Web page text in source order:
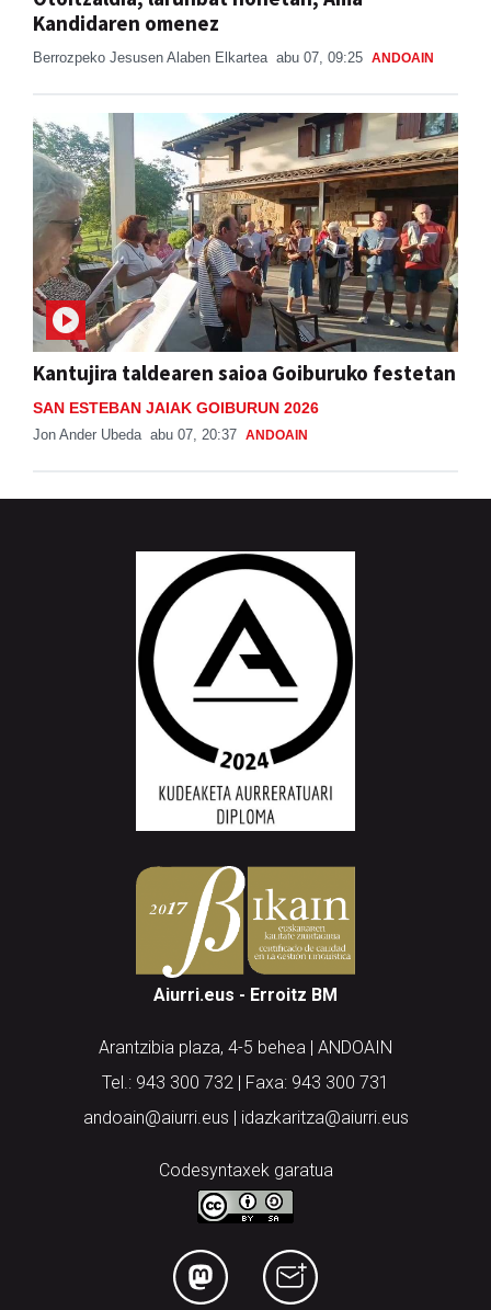
Berrozpeko Jesusen Alaben Elkartea abu 07, 09:25
Kantujira taldearen saioa Goiburuko festetan
Jon Ander Ubeda
Aiurri.eus - Erroitz BM
Arantzibia plaza, 4-5 behea | ANDOAIN
Tel.: 943 300 732 | Faxa: 943 300 731
andoain@aiurri.eus | idazkaritza@aiurri.eus
Codesyntaxek garatua
LEGE OHARRA